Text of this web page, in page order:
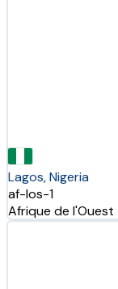
Lagos, Nigeria
af-los-1
Afrique de l'Ouest